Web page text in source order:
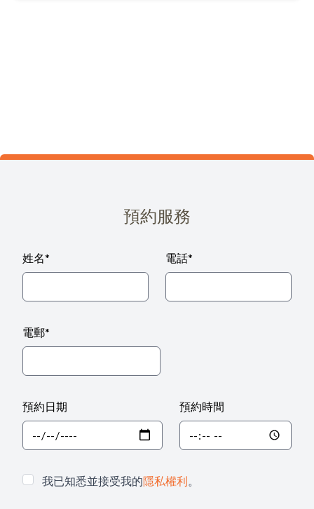
預約服務
姓名* 電話*
電郵*
預約日期 預約時間
我已知悉並接受我的隱私權利